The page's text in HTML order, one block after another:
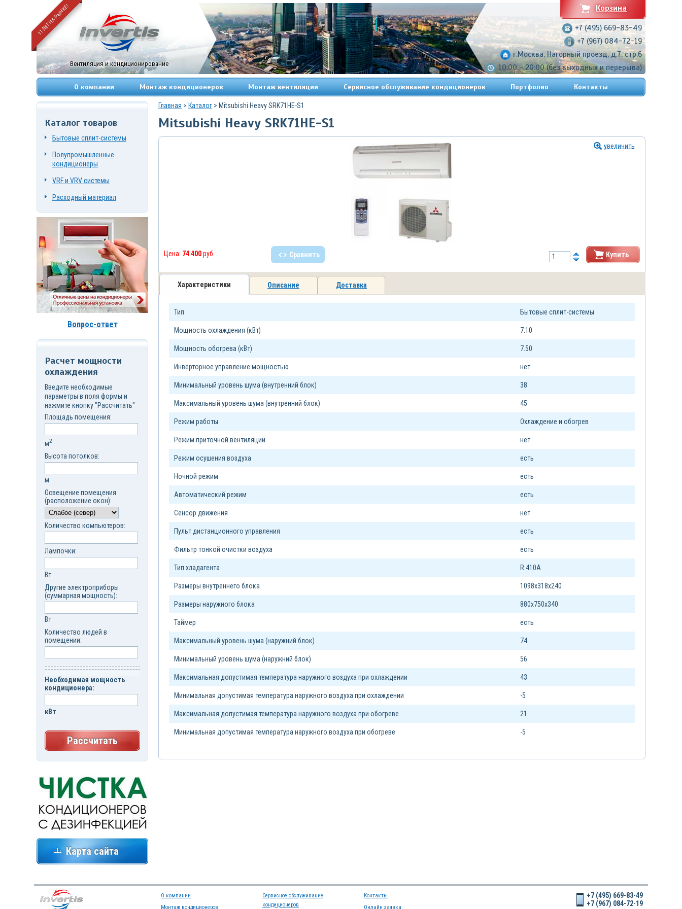
11 ЛЕТ НА РЫНКЕ!
Вентиляция и кондиционирование
+7 (495) 669-83-49
+7 (967) 084-72-19
г.Москва, Нагорный проезд, д.7, стр.6
10:00 - 20:00 (без выходных и перерыва)
Корзина
О компании Монтаж кондиционеров Монтаж вентиляции Сервисное обслуживание кондиционеров Портфолио Контакты
Главная > Каталог > Mitsubishi Heavy SRK71HE-S1
Mitsubishi Heavy SRK71HE-S1
увеличить
Цена: 74 400руб. Сравнить Купить
Характеристики Описание Доставка
Тип Бытовые сплит-системы
Мощность охлаждения (кВт) 7.10
Мощность обогрева (кВт) 7.50
Инверторное управление мощностью нет
Минимальный уровень шума (внутренний блок) 38
Максимальный уровень шума (внутренний блок) 45
Режим работы Охлаждение и обогрев
Режим приточной вентиляции нет
Режим осушения воздуха есть
Ночной режим есть
Автоматический режим есть
Сенсор движения нет
Пульт дистанционного управления есть
Фильтр тонкой очистки воздуха есть
Тип xладагента R 410A
Размеры внутреннего блока 1098х318х240
Размеры наружного блока 880х750х340
Таймер есть
Максимальный уровень шума (наружний блок) 74
Минимальный уровень шума (наружний блок) 56
Максимальная допустимая температура наружного воздуха при охлаждении 43
Минимальная допустимая температура наружного воздуха при охлаждении -5
Максимальная допустимая температура наружного воздуха при обогреве 21
Минимальная допустимая температура наружного воздуха при обогреве -5
Каталог товаров
Бытовые сплит-системы
Полупромышленные
кондиционеры
VRF и VRV системы
Расходный материал
Вопрос-ответ
Расчет мощности
охлаждения
Введите необходимые
параметры в поля формы и
нажмите кнопку "Рассчитать"
Площадь помещения:
м2
Высота потолков:
м
Освещение помещения
(расположение окон):
Количество компьютеров:
Лампочки:
Вт
Другие электроприборы
(суммарная мощность):
Вт
Количество людей в
помещении:
Необходимая мощность
кондиционера:
кВт
Рассчитать
Карта сайта
О компании
Монтаж кондиционеров
Сервисное обслуживание
кондиционеров
Контакты
Онлайн заявка
+7 (495) 669-83-49
+7 (967) 084-72-19